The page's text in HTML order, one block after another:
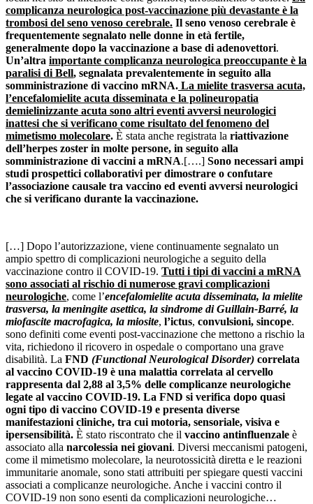
complicanza neurologica post-vaccinazione più devastante è la
trombosi del seno venoso cerebrale. Il seno venoso cerebrale è
frequentemente segnalato nelle donne in età fertile,
generalmente dopo la vaccinazione a base di adenovettori.
Un’altra importante complicanza neurologica preoccupante è la
paralisi di Bell, segnalata prevalentemente in seguito alla
somministrazione di vaccino mRNA. La mielite trasversa acuta,
l’encefalomielite acuta disseminata e la polineuropatia
demielinizzante acuta sono altri eventi avversi neurologici
inattesi che si verificano come risultato del fenomeno del
mimetismo molecolare. È stata anche registrata la riattivazione
dell’herpes zoster in molte persone, in seguito alla
somministrazione di vaccini a mRNA.[….] Sono necessari ampi
studi prospettici collaborativi per dimostrare o confutare
l’associazione causale tra vaccino ed eventi avversi neurologici
che si verificano durante la vaccinazione.
[…] Dopo l’autorizzazione, viene continuamente segnalato un
ampio spettro di complicazioni neurologiche a seguito della
vaccinazione contro il COVID-19. Tutti i tipi di vaccini a mRNA
sono associati al rischio di numerose gravi complicazioni
neurologiche, come l’encefalomielite acuta disseminata, la mielite
trasversa, la meningite asettica, la sindrome di Guillain-Barré, la
miofascite macrofagica, la miosite, l’ictus, convulsioni, sincope.
sono definiti come eventi post-vaccinazione che mettono a rischio la
vita, richiedono il ricovero in ospedale o comportano una grave
disabilità. La FND (Functional Neurological Disorder) correlata
al vaccino COVID-19 è una malattia correlata al cervello
rappresenta dal 2,88 al 3,5% delle complicanze neurologiche
legate al vaccino COVID-19. La FND si verifica dopo quasi
ogni tipo di vaccino COVID-19 e presenta diverse
manifestazioni cliniche, tra cui motoria, sensoriale, visiva e
ipersensibilità. È stato riscontrato che il vaccino antinfluenzale è
associato alla narcolessia nei giovani. Diversi meccanismi patogeni,
come il mimetismo molecolare, la neurotossicità diretta e le reazioni
immunitarie anomale, sono stati attribuiti per spiegare questi vaccini
associati a complicanze neurologiche. Anche i vaccini contro il
COVID-19 non sono esenti da complicazioni neurologiche…